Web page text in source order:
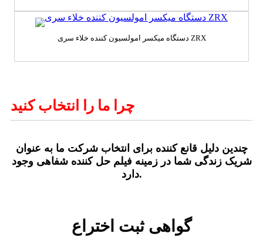
دستگاه میکسر امولسیون کننده خلاء سری ZRX
چرا ما را انتخاب کنید
چندین دلیل قانع کننده برای انتخاب شرکت ما به عنوان
شریک زندگی شما در زمینه فیلم حل کننده شفاهی وجود
دارد.
گواهی ثبت اختراع